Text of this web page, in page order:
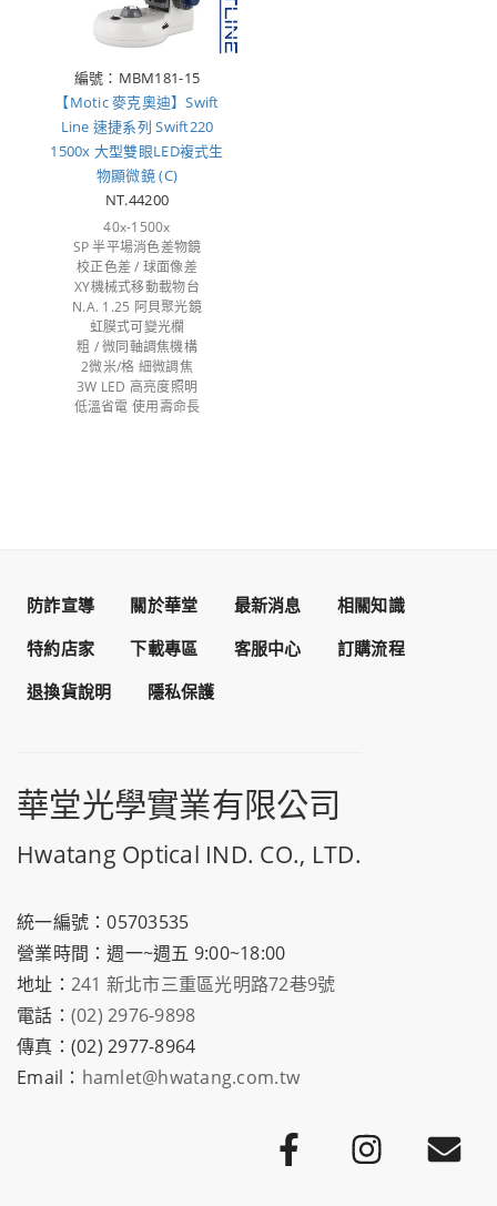
編號：MBM181-15
【Motic 麥克奧迪】Swift
Line 速捷系列 Swift220
1500x 大型雙眼LED複式生
物顯微鏡 (C)
NT.44200
40x-1500x
SP 半平場消色差物鏡
校正色差 / 球面像差
XY機械式移動載物台
N.A. 1.25 阿貝聚光鏡
虹膜式可變光欄
粗 / 微同軸調焦機構
2微米/格 細微調焦
3W LED 高亮度照明
低溫省電 使用壽命長
防詐宣導 關於華堂 最新消息
相關知識
特約店家
下載專區 客服中心
訂購流程
退換貨說明
隱私保護
華堂光學實業有限公司
Hwatang Optical IND. CO., LTD.
統一編號：05703535
營業時間：週一~週五 9:00~18:00
地址： 241 新北市三重區光明路72巷9號
電話： (02) 2976-9898
傳真：(02) 2977-8964
Email： hamlet@hwatang.com.tw